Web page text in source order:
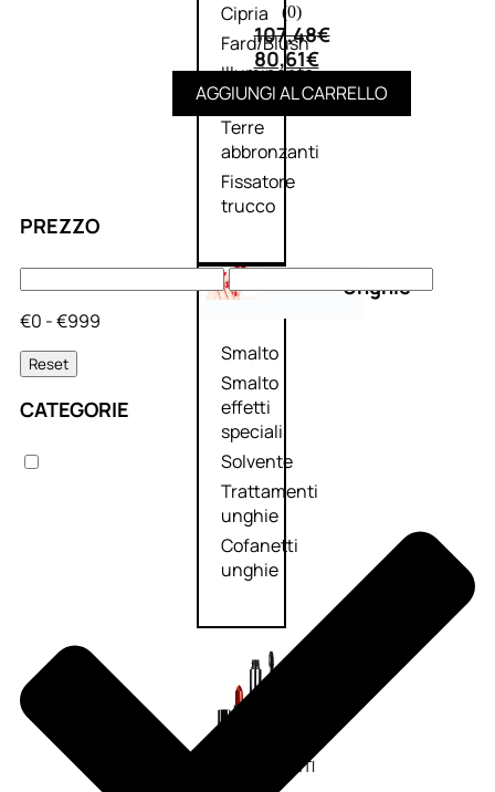
Cipria
Fard/Blush
Illuminante
viso
Terre
abbronzanti
Fissatore
trucco
Unghie
Smalto
Smalto
effetti
speciali
Solvente
Trattamenti
unghie
Cofanetti
unghie
TRATTAMENTI
PREZZO
€0 - €999
Reset
CATEGORIE
(0)
107,48€
80,61€
AGGIUNGI AL CARRELLO